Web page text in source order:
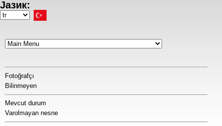
Ana
içeriğe
Јазик:
Select
Fotoğrafçı
Bilinmeyen
Mevcut durum
Varolmayan nesne